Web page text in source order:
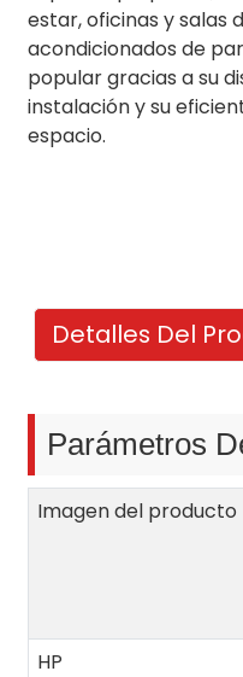
estar, oficinas y salas
acondicionados de
popular gracias a su
instalación y su
espacio.
Detalles Del
Parámetros
Imagen del producto
HP